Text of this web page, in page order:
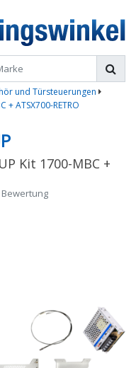
und Türsteuerungen
+ ATSX700-RETRO
Kit 1700-MBC +